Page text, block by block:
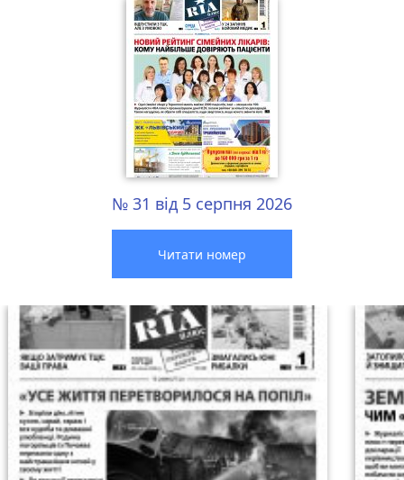
№ 31 від 5 серпня 2026
Читати номер